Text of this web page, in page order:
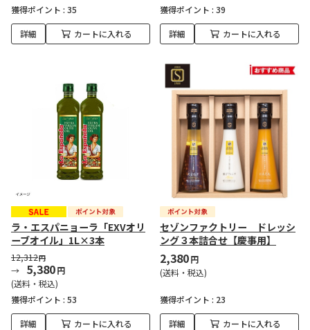
獲得ポイント : 35
詳細 カートに入れる
獲得ポイント : 39
詳細 カートに入れる
ラ・エスパニョーラ「EXVオリ
ーブオイル」1L×3本
12,312円
5,380円
(送料・税込)
獲得ポイント : 53
詳細 カートに入れる
セゾンファクトリー ドレッシ
ング３本詰合せ【慶事用】
2,380円
(送料・税込)
獲得ポイント : 23
詳細 カートに入れる